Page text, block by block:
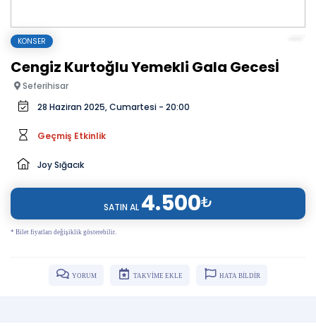
KONSER
Cengiz Kurtoğlu Yemekli Gala Gecesİ
Seferihisar
28 Haziran 2025, Cumartesi - 20:00
Geçmiş Etkinlik
Joy Sığacık
SATIN AL 4.500₺
* Bilet fiyatları değişiklik gösterebilir.
YORUM TAKVİME EKLE HATA BİLDİR